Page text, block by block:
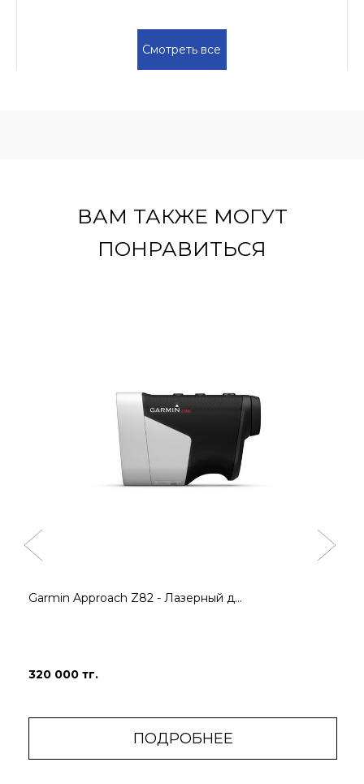
Смотреть все
ВАМ ТАКЖЕ МОГУТ
ПОНРАВИТЬСЯ
Garmin Approach Z82 - Лазерный д...
320 000 тг.
ПОДРОБНЕЕ